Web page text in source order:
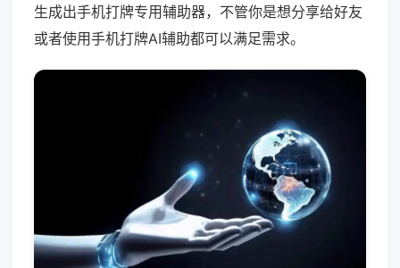
生成出手机打牌专用辅助器，不管你是想分享给好友
或者使用手机打牌AI辅助都可以满足需求。